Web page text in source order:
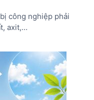
công nghiệp phải
axit,…